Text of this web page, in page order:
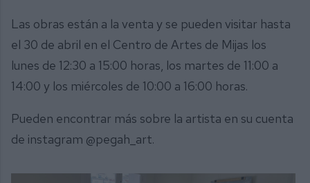
Las obras están a la venta y se pueden visitar hasta
el 30 de abril en el Centro de Artes de Mijas los
lunes de 12:30 a 15:00 horas, los martes de 11:00 a
14:00 y los miércoles de 10:00 a 16:00 horas.
Pueden encontrar más sobre la artista en su cuenta
de instagram @pegah_art.